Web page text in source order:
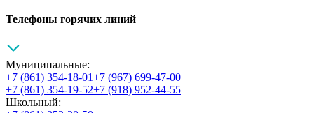
Телефоны горячих линий
Муниципальные:
+7 (861) 354-18-01+7 (967) 699-47-00
+7 (861) 354-19-52+7 (918) 952-44-55
Школьный: